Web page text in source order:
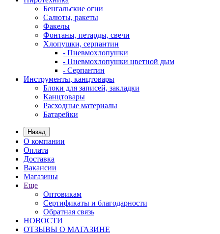
Бенгальские огни
Салюты, ракеты
Факелы
Фонтаны, петарды, свечи
Хлопушки, серпантин
- Пневмохлопушки
- Пневмохлопушки цветной дым
- Серпантин
Инструменты, канцтовары
Блоки для записей, закладки
Канцтовары
Расходные материалы
Батарейки
Назад
О компании
Оплата
Доставка
Вакансии
Магазины
Еще
Оптовикам
Сертификаты и благодарности
Обратная связь
НОВОСТИ
ОТЗЫВЫ О МАГАЗИНЕ